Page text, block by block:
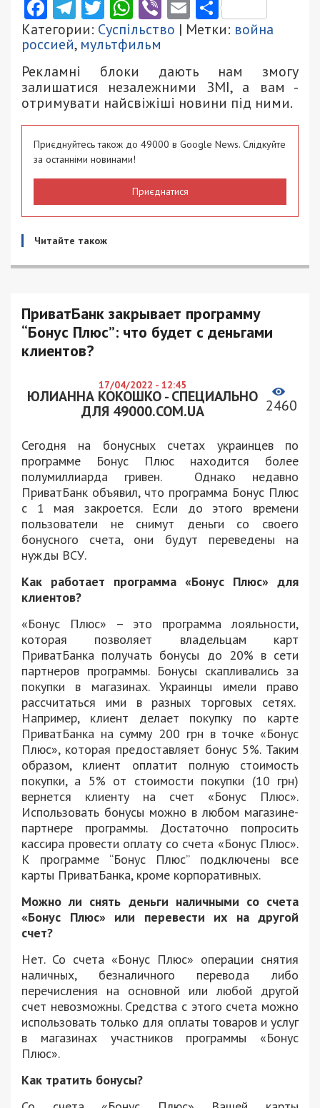
Facebook
Telegram
TwitterWhatsApp
ViberEmail
Категории: Суспільство | Метки: война
россией, мультфильм
Рекламні блоки дають нам змогу
залишатися незалежними ЗМІ, а вам -
отримувати найсвіжіші новини під ними.
Приєднуйтесь також до 49000 в Google News. Слідкуйте
за останніми новинами!
Приєднатися
Читайте також
ПриватБанк закрывает программу
“Бонус Плюс”: что будет с деньгами
клиентов?
17/04/2022 - 12:45
ЮЛИАННА КОКОШКО - СПЕЦИАЛЬНО
ДЛЯ 49000.COM.UA
2460
Сегодня на бонусных счетах украинцев по
программе Бонус Плюс находится более
полумиллиарда гривен. Однако недавно
ПриватБанк объявил, что программа Бонус Плюс
с 1 мая закроется. Если до этого времени
пользователи не снимут деньги со своего
бонусного счета, они будут переведены на
нужды ВСУ.
Как работает программа «Бонус Плюс» для
клиентов?
«Бонус Плюс» – это программа лояльности,
которая позволяет владельцам карт
ПриватБанка получать бонусы до 20% в сети
партнеров программы. Бонусы скапливались за
покупки в магазинах. Украинцы имели право
рассчитаться ими в разных торговых сетях.
Например, клиент делает покупку по карте
ПриватБанка на сумму 200 грн в точке «Бонус
Плюс», которая предоставляет бонус 5%. Таким
образом, клиент оплатит полную стоимость
покупки, а 5% от стоимости покупки (10 грн)
вернется клиенту на счет «Бонус Плюс».
Использовать бонусы можно в любом магазине-
партнере программы. Достаточно попросить
кассира провести оплату со счета «Бонус Плюс».
К программе “Бонус Плюс” подключены все
карты ПриватБанка, кроме корпоративных.
Можно ли снять деньги наличными со счета
«Бонус Плюс» или перевести их на другой
счет?
Нет. Со счета «Бонус Плюс» операции снятия
наличных, безналичного перевода либо
перечисления на основной или любой другой
счет невозможны. Средства с этого счета можно
использовать только для оплаты товаров и услуг
в магазинах участников программы «Бонус
Плюс».
Как тратить бонусы?